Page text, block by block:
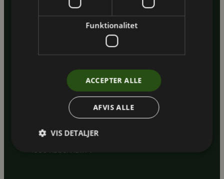
EAN: 5797200083340
8000 Aarhus C
Regnbuepladsen 7, 5. sal
1550 København V
Funktionalitet
ACCEPTER ALLE
AFVIS ALLE
VIS DETALJER